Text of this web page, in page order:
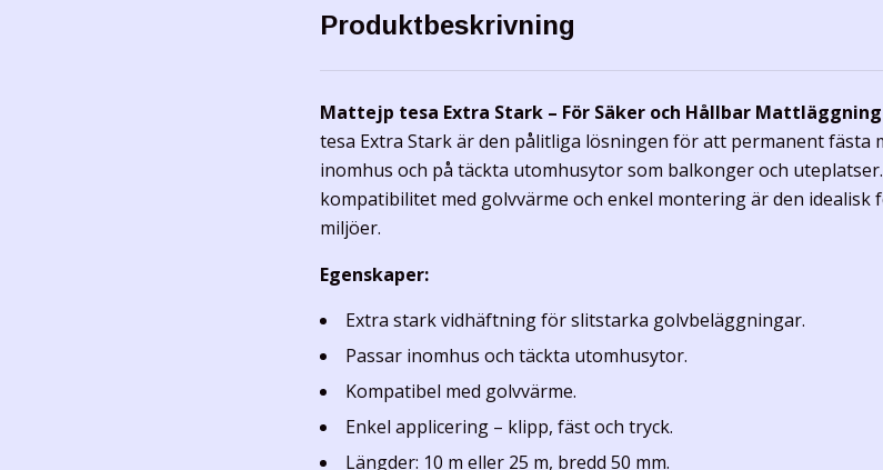
Produktbeskrivning
Mattejp tesa Extra Stark – För Säker och Hållbar Mattläggning
tesa Extra Stark är den pålitliga lösningen för att permanent fästa
inomhus och på täckta utomhusytor som balkonger och
kompatibilitet med golvvärme och enkel montering är den idealisk
miljöer.
Egenskaper:
Extra stark vidhäftning för slitstarka golvbeläggningar.
Passar inomhus och täckta utomhusytor.
Kompatibel med golvvärme.
Enkel applicering – klipp, fäst och tryck.
Längder: 10 m eller 25 m, bredd 50 mm.